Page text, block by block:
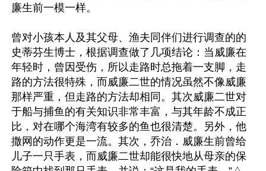
廉生前一模一样。
曾对小孩本人及其父母、渔夫同伴们进行调查的的
史蒂芬生博士，根据调查做了几项结论：当威廉在
年轻时，曾因受伤，所以走路时总拖着一支脚，走
路的方法很特殊，而威廉二世的情况虽然不像威廉
那样严重，但走路的方法却相同。其次威廉二世对
于船与捕鱼的有关知识非常丰富，与其年龄不成正
比，对在哪个海湾有较多的鱼也很清楚。另外，他
撒网的动作更是一流。其次，乔治．威廉生前曾给
儿子一只手表，而威廉二世却能很快地从母亲的保